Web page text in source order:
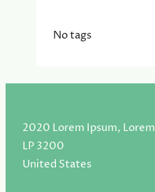
No tags
2020 Lorem Ipsum, Lorem
LP 3200
United States